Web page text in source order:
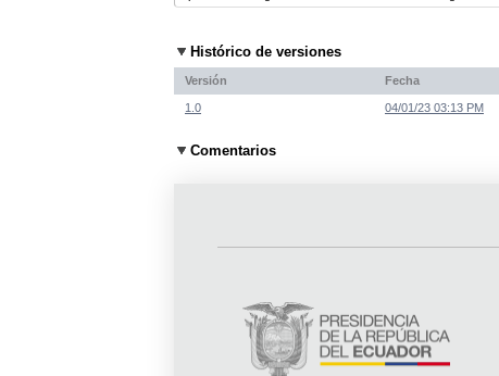
Histórico de versiones
Versión Fecha
1.0 04/01/23 03:13 PM
Comentarios